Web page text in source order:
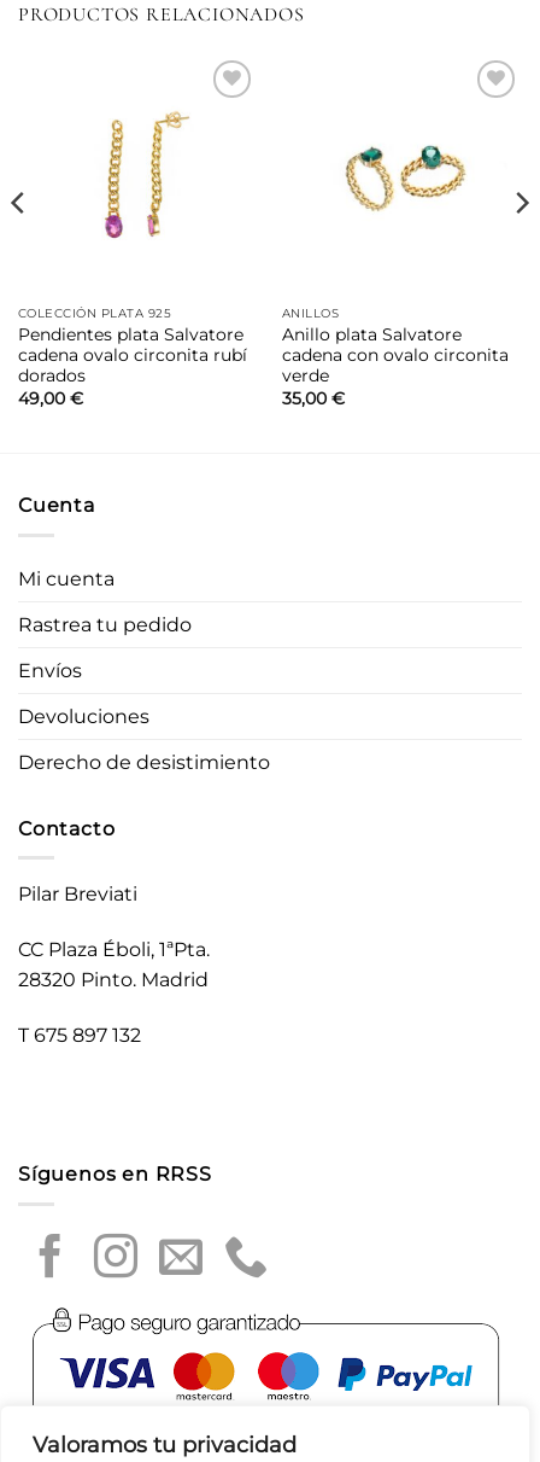
Valoramos tu privacidad
PRODUCTOS RELACIONADOS
COLECCIÓN PLATA 925
Pendientes plata Salvatore
cadena ovalo circonita rubí
dorados
49,00 €
deseos
ANILLOS
Anillo plata Salvatore
cadena con ovalo circonita
verde
35,00 €
Cuenta
Mi cuenta
Rastrea tu pedido
Envíos
Devoluciones
Derecho de desistimiento
Contacto
Pilar Breviati
CC Plaza Éboli, 1ªPta.
28320 Pinto. Madrid
T 675 897 132
Síguenos en RRSS